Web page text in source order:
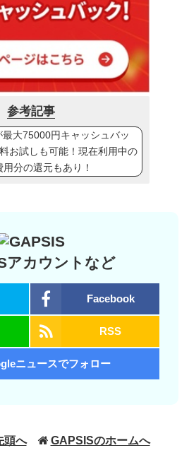
参考記事
最大75000円キャッシュバッ
お試しも可能！現在利用中の
分の還元もあり！
アカウントなど
Facebook
RSS
ニュースでフォロー
頭へ GAPSISのホームへ